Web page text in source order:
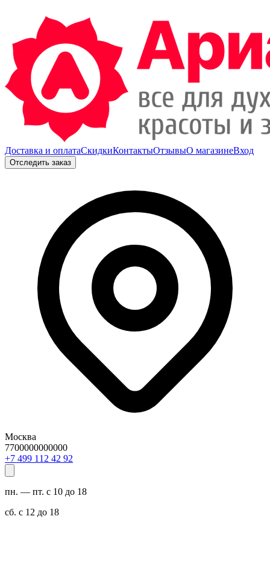
Доставка и оплатаСкидкиКонтактыОтзывыО магазинеВход
Отследить заказ
Москва
7700000000000
29 24 211 994 7+
пн. — пт. с 10 до 18
сб. с 12 до 18